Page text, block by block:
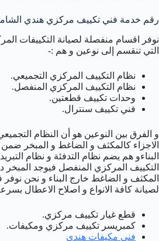
رقم خدمة فني تكييف مركزي هندي
نوفر اقسام منفصلة لصيانة التكييفات
التي تنقسم إلى نوعين و هم :-
نظام التكييف المركزي التجميعي.
نظام التكييف المركزي المنفصل.
وحدات تكييف قطعتين.
فني تكييف سنترال.
و الفرق بين النوعين هو أن النظام
الاجزاء كالمكثف و الضاغط و المبخر
البناءو هم يضم نظام التدفئة و نظام
التكييف المركزي المنفصل فيوجد المبخر
المكثف و الضاغط خارج البناء و نحن نوفر
لصيانة كافة الانواع و اصلاح الاعطال
قطع غيار تكييف مركزي.
كمبريسر تكييف مركزي ومكيفات.
فني مكيفات هندي